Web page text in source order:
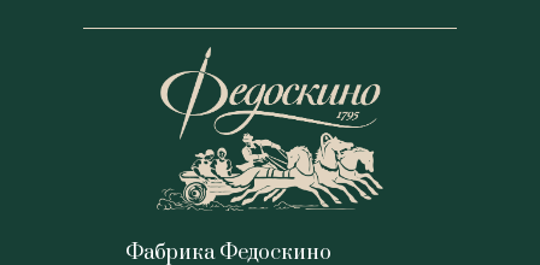
Фабрика Федоскино